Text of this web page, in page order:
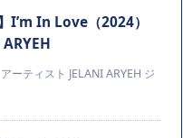
I’m In Love（2024）
ーティスト JELANI ARYEH ジ